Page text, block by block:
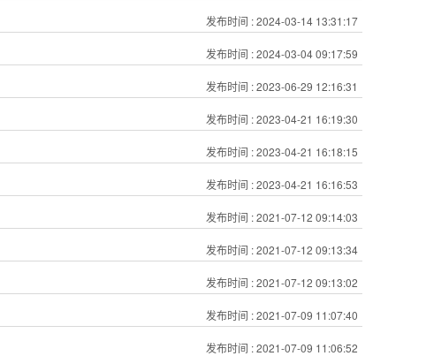
发布时间 : 2024-03-14 13:31:17
发布时间 : 2024-03-04 09:17:59
发布时间 : 2023-06-29 12:16:31
发布时间 : 2023-04-21 16:19:30
发布时间 : 2023-04-21 16:18:15
发布时间 : 2023-04-21 16:16:53
发布时间 : 2021-07-12 09:14:03
发布时间 : 2021-07-12 09:13:34
发布时间 : 2021-07-12 09:13:02
发布时间 : 2021-07-09 11:07:40
发布时间 : 2021-07-09 11:06:52